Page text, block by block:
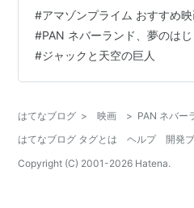
レーテル (字幕版)」ですね。
#アマゾンプライム おすすめ
#PAN ネバーランド、夢のはじ
#ジャックと天空の巨人
はてなブログ > 映画 > PAN ネバー
はてなブログ タグとは
ヘルプ 開発
Copyright (C) 2001-2026 Hatena.